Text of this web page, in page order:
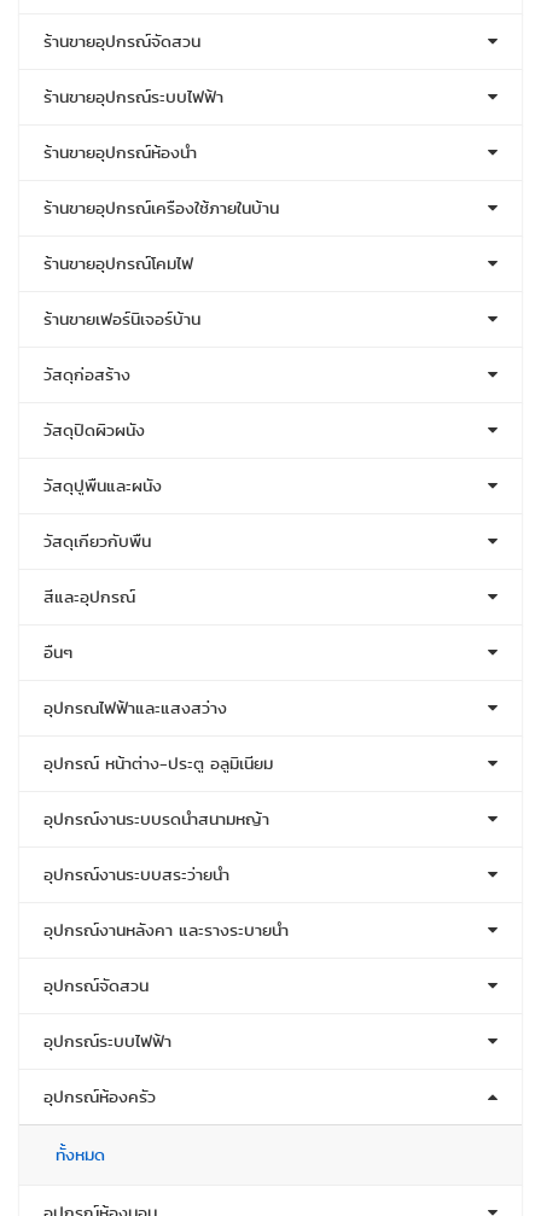
ร้านขายอุปกรณ์จัดสวน
ร้านขายอุปกรณ์ระบบไฟฟ้า
ร้านขายอุปกรณ์ห้องน้ำ
ร้านขายอุปกรณ์เครื่องใช้ภายในบ้าน
ร้านขายอุปกรณ์โคมไฟ
ร้านขายเฟอร์นิเจอร์บ้าน
วัสดุก่อสร้าง
วัสดุปิดผิวผนัง
วัสดุปูพื้นและผนัง
วัสดุเกี่ยวกับพื้น
สีและอุปกรณ์
อื่นๆ
อุปกรณไฟฟ้าและแสงสว่าง
อุปกรณ์ หน้าต่าง-ประตู อลูมิเนียม
อุปกรณ์งานระบบรดน้ำสนามหญ้า
อุปกรณ์งานระบบสระว่ายน้ำ
อุปกรณ์งานหลังคา และรางระบายน้ำ
อุปกรณ์จัดสวน
อุปกรณ์ระบบไฟฟ้า
อุปกรณ์ห้องครัว
ทั้งหมด